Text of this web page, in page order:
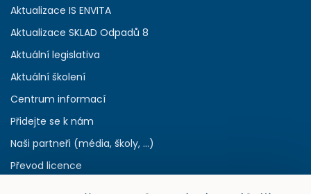
Aktualizace IS ENVITA
Aktualizace SKLAD Odpadů 8
Aktuální legislativa
Aktuální školení
Centrum informací
Přidejte se k nám
Naši partneři (média, školy, ...)
Převod licence